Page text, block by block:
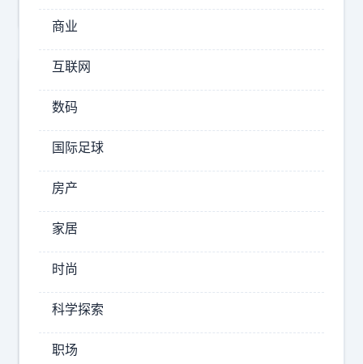
用
魔
法
才
能
打
商业
互联网
数码
国际足球
房产
家居
时尚
科学探索
职场